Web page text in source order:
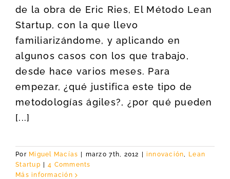
de la obra de Eric Ries, El Método Lean
Startup, con la que llevo
familiarizándome, y aplicando en
algunos casos con los que trabajo,
desde hace varios meses. Para
empezar, ¿qué justifica este tipo de
metodologías ágiles?, ¿por qué pueden
[...]
Por Miguel Macías | marzo 7th, 2012 | innovación
Lean
Startup | 4 Comments
Más información